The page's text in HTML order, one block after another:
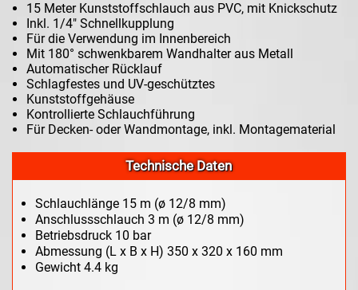
15 Meter Kunststoffschlauch aus PVC, mit Knickschutz
Inkl. 1/4" Schnellkupplung
Für die Verwendung im Innenbereich
Mit 180° schwenkbarem Wandhalter aus Metall
Automatischer Rücklauf
Schlagfestes und UV-geschütztes
Kunststoffgehäuse
Kontrollierte Schlauchführung
Für Decken- oder Wandmontage, inkl. Montagematerial
Technische Daten
Schlauchlänge 15 m (ø 12/8 mm)
Anschlussschlauch 3 m (ø 12/8 mm)
Betriebsdruck 10 bar
Abmessung (L x B x H) 350 x 320 x 160 mm
Gewicht 4.4 kg